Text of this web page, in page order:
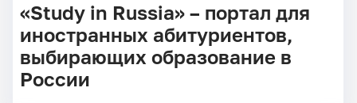
«Study in Russia» – портал для
иностранных абитуриентов,
выбирающих образование в
России